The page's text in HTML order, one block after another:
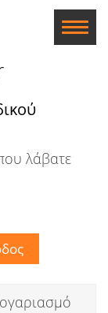
λάβατε